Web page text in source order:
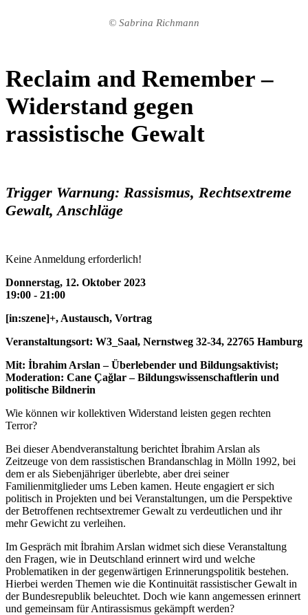
© Sabrina Richmann
Reclaim and Remember –
Widerstand gegen
rassistische Gewalt
Trigger Warnung: Rassismus, Rechtsextreme
Gewalt, Anschläge
Keine Anmeldung erforderlich!
Donnerstag, 12. Oktober 2023
19:00 - 21:00
[in:szene]+, Austausch, Vortrag
Veranstaltungsort: W3_Saal, Nernstweg 32-34, 22765 Hamburg
Mit: İbrahim Arslan – Überlebender und Bildungsaktivist;
Moderation: Cane Çağlar – Bildungswissenschaftlerin und
politische Bildnerin
Wie können wir kollektiven Widerstand leisten gegen rechten
Terror?
Bei dieser Abendveranstaltung berichtet İbrahim Arslan als
Zeitzeuge von dem rassistischen Brandanschlag in Mölln 1992, bei
dem er als Siebenjähriger überlebte, aber drei seiner
Familienmitglieder ums Leben kamen. Heute engagiert er sich
politisch in Projekten und bei Veranstaltungen, um die Perspektive
der Betroffenen rechtsextremer Gewalt zu verdeutlichen und ihr
mehr Gewicht zu verleihen.
Im Gespräch mit İbrahim Arslan widmet sich diese Veranstaltung
den Fragen, wie in Deutschland erinnert wird und welche
Problematiken in der gegenwärtigen Erinnerungspolitik bestehen.
Hierbei werden Themen wie die Kontinuität rassistischer Gewalt in
der Bundesrepublik beleuchtet. Doch wie kann angemessen erinnert
und gemeinsam für Antirassismus gekämpft werden?